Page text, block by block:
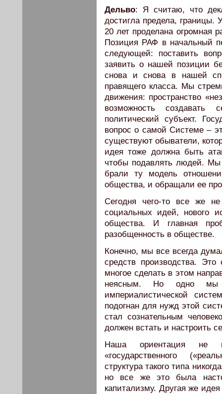
Дельво: Я считаю, что
достигла предела, границы.
20 лет проделана огромная
Позиция РАФ в начальный
следующей: поставить
заявить о нашей позиции
снова и снова в нашей
правящего класса. Мы
движения: пространство
возможность создавать
политический субъект.
вопрос о самой Системе –
существуют обыватели,
идея тоже должна быть
чтобы подавлять людей.
брали ту модель
общества, и обращали ее
Сегодня чего-то все же
социальных идей, нового
общества. И главная
разобщенность в обществе.
Конечно, мы все всегда
средств производства.
многое сделать в этом
неясным. Но одно мы
империалистической
подогнан для нужд этой
стал сознательным
должен встать и настроить
Наша ориентация не
«государственного
структура такого типа
но все же это была
капитализму. Другая же